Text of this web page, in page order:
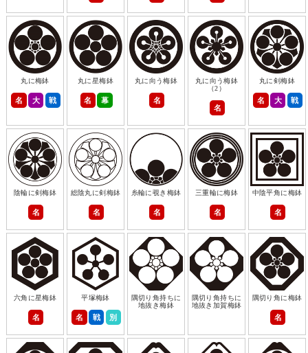
丸に梅鉢
名 大 戦
丸に星梅鉢
名 幕
丸に向う梅鉢
名
丸に向う梅鉢
（2）
名
丸に剣梅鉢
名 大 戦
陰輪に剣梅鉢
名
総陰丸に剣梅鉢
名
糸輪に覗き梅鉢
名
三重輪に梅鉢
名
中陰平角に梅鉢
名
六角に星梅鉢
名
平塚梅鉢
名 戦 別
隅切り角持ちに
地抜き梅鉢
隅切り角持ちに
地抜き加賀梅鉢
隅切り角に梅鉢
名